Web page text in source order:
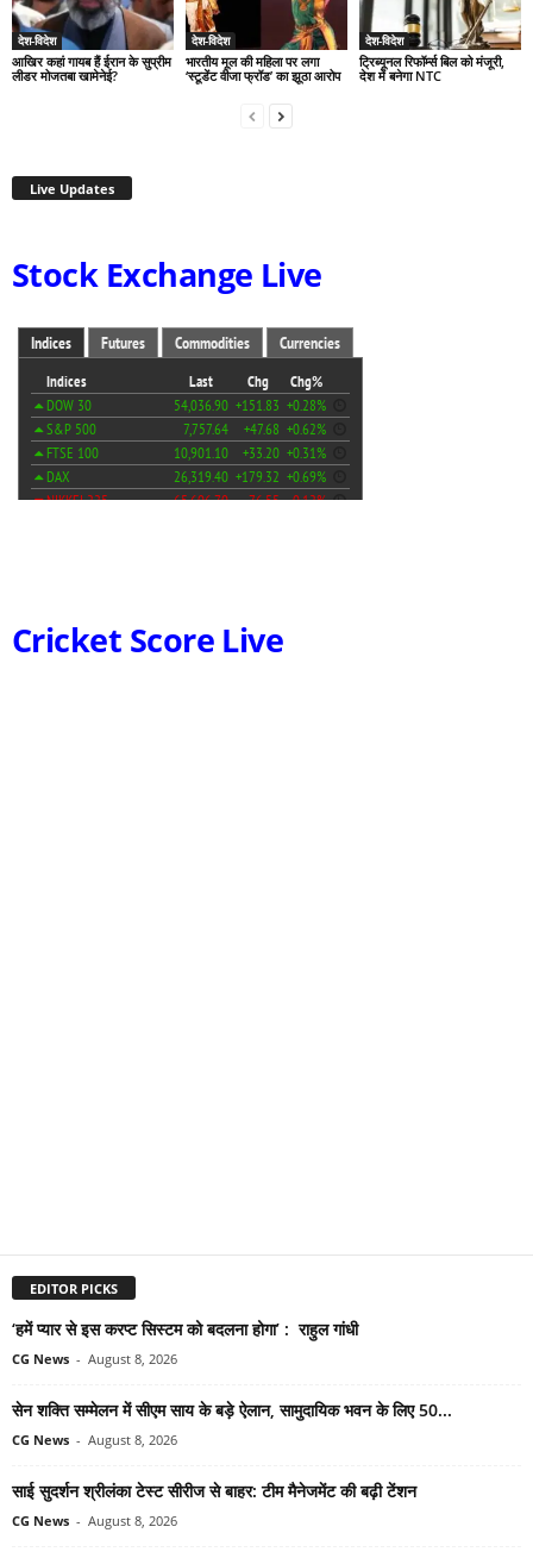
देश-विदेश
आखिर कहां गायब हैं ईरान के सुप्रीम
लीडर मोजतबा खामेनेई?
देश-विदेश
भारतीय मूल की महिला पर लगा
‘स्टूडेंट वीजा फ्रॉड’ का झूठा आरोप
देश-विदेश
ट्रिब्यूनल रिफॉर्म्स बिल को मंजूरी,
देश में बनेगा NTC
Live Updates
Stock Exchange Live
Cricket Score Live
EDITOR PICKS
‘हमें प्यार से इस करप्ट सिस्टम को बदलना होगा’ : राहुल गांधी
CG News - August 8, 2026
सेन शक्ति सम्मेलन में सीएम साय के बड़े ऐलान, सामुदायिक भवन के लिए 50...
CG News - August 8, 2026
साई सुदर्शन श्रीलंका टेस्ट सीरीज से बाहर: टीम मैनेजमेंट की बढ़ी टेंशन
CG News - August 8, 2026